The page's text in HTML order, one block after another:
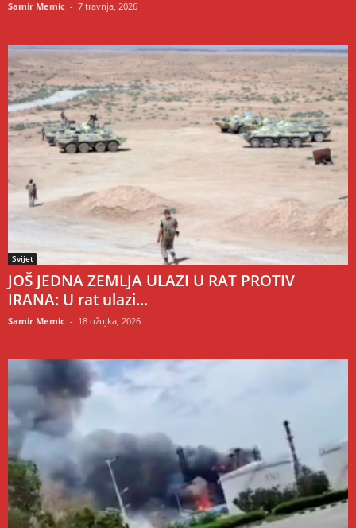
Samir Memic - 7 travnja, 2026
Svijet
JOŠ JEDNA ZEMLJA ULAZI U RAT PROTIV
IRANA: U rat ulazi...
Samir Memic - 18 ožujka, 2026